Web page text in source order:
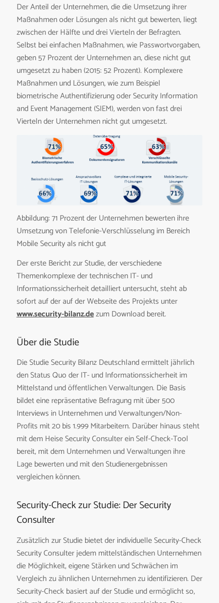
Der Anteil der Unternehmen, die die Umsetzung ihrer
Maßnahmen oder Lösungen als nicht gut bewerten, liegt
zwischen der Hälfte und drei Vierteln der Befragten.
Selbst bei einfachen Maßnahmen, wie Passwortvorgaben,
geben 57 Prozent der Unternehmen an, diese nicht gut
umgesetzt zu haben (2015: 52 Prozent). Komplexere
Maßnahmen und Lösungen, wie zum Beispiel
biometrische Authentifizierung oder Security Information
and Event Management (SIEM), werden von fast drei
Vierteln der Unternehmen nicht gut umgesetzt.
Abbildung: 71 Prozent der Unternehmen bewerten ihre
Umsetzung von Telefonie-Verschlüsselung im Bereich
Mobile Security als nicht gut
Der erste Bericht zur Studie, der verschiedene
Themenkomplexe der technischen IT- und
Informationssicherheit detailliert untersucht, steht ab
sofort auf der auf der Webseite des Projekts unter
www.security-bilanz.dezum Download bereit.
Über die Studie
Die Studie Security Bilanz Deutschland ermittelt jährlich
den Status Quo der IT- und Informationssicherheit im
Mittelstand und öffentlichen Verwaltungen. Die Basis
bildet eine repräsentative Befragung mit über 500
Interviews in Unternehmen und Verwaltungen/Non-
Profits mit 20 bis 1.999 Mitarbeitern. Darüber hinaus steht
mit dem Heise Security Consulter ein Self-Check-Tool
bereit, mit dem Unternehmen und Verwaltungen ihre
Lage bewerten und mit den Studienergebnissen
vergleichen können.
Security-Check zur Studie: Der Security
Consulter
Zusätzlich zur Studie bietet der individuelle Security-Check
Security Consulter jedem mittelständischen Unternehmen
die Möglichkeit, eigene Stärken und Schwächen im
Vergleich zu ähnlichen Unternehmen zu identifizieren. Der
Security-Check basiert auf der Studie und ermöglicht so,